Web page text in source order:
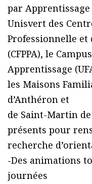
par Apprentissage
Unisvert des
Professionnelle
(CFPPA), le
Apprentissage
les Maisons
d’Anthéron et
de Saint-Martin
présents pour
recherche
-Des animations
journées